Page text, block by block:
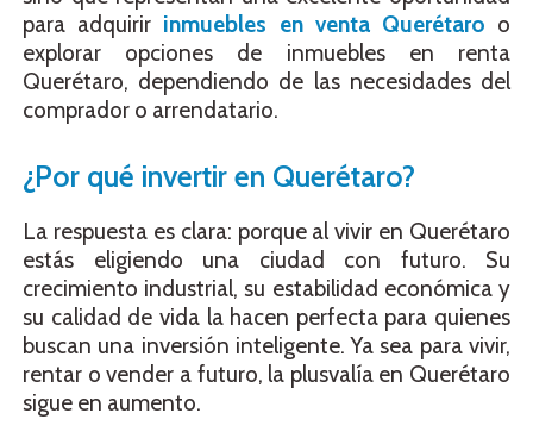
para adquirir inmuebles en venta Querétaro o
explorar opciones de inmuebles en renta
Querétaro, dependiendo de las necesidades del
comprador o arrendatario.
¿Por qué invertir en Querétaro?
La respuesta es clara: porque al vivir en Querétaro
estás eligiendo una ciudad con futuro. Su
crecimiento industrial, su estabilidad económica y
su calidad de vida la hacen perfecta para quienes
buscan una inversión inteligente. Ya sea para vivir,
rentar o vender a futuro, la plusvalía en Querétaro
sigue en aumento.